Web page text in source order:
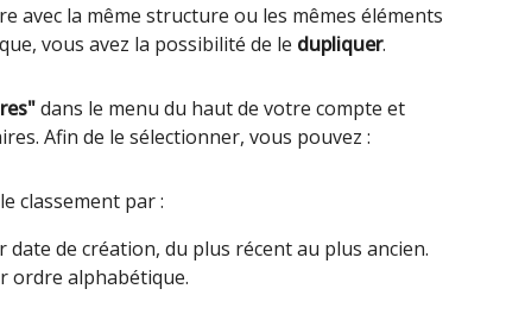
avec la même structure ou les mêmes éléments
vous avez la possibilité de le dupliquer.
dans le menu du haut de votre compte et
Afin de le sélectionner, vous pouvez :
classement par :
de création, du plus récent au plus ancien.
ordre alphabétique.